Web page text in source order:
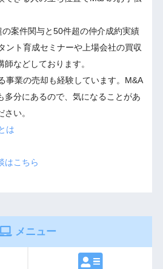
案件関与と50件超の仲介成約実績
ント育成セミナーや上場会社の買収
などしております。
事業の売却も経験しています。M&A
多分にあるので、気になることがあ
い。
は
はこちら
メニュー